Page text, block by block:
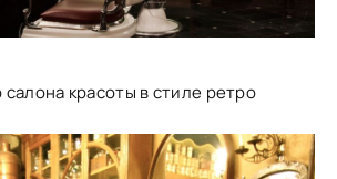
красоты в стиле ретро